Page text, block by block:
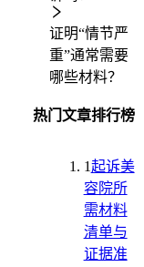
证明“情节严
重”通常需要
哪些材料？
热门文章排行榜
1起诉美
容院所
需材料
清单与
证据准